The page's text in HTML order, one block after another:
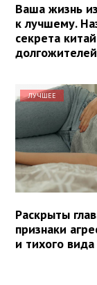
Ваша жизнь
к лучшему.
секрета
долгожителей
ЛУЧШЕЕ
Раскрыты
признаки
и тихого